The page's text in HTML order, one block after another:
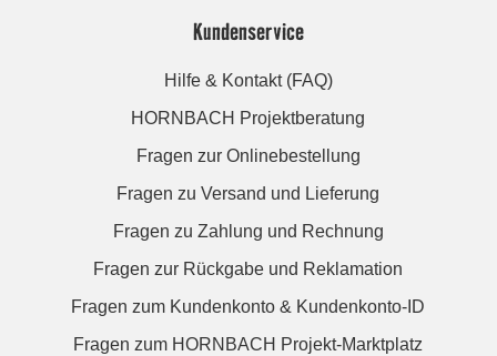
Kundenservice
Hilfe & Kontakt (FAQ)
HORNBACH Projektberatung
Fragen zur Onlinebestellung
Fragen zu Versand und Lieferung
Fragen zu Zahlung und Rechnung
Fragen zur Rückgabe und Reklamation
Fragen zum Kundenkonto & Kundenkonto-ID
Fragen zum HORNBACH Projekt-Marktplatz